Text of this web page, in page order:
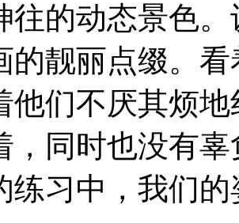
往的动态景色
的靓丽点缀。
他们不厌其烦
，同时也没有
练习中，我们